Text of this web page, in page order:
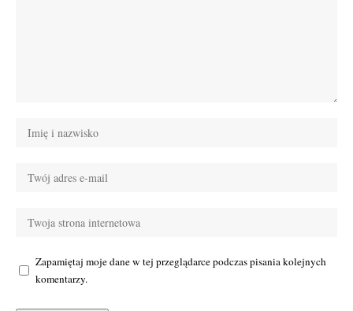
Zapamiętaj moje dane w tej przeglądarce podczas pisania kolejnych
komentarzy.